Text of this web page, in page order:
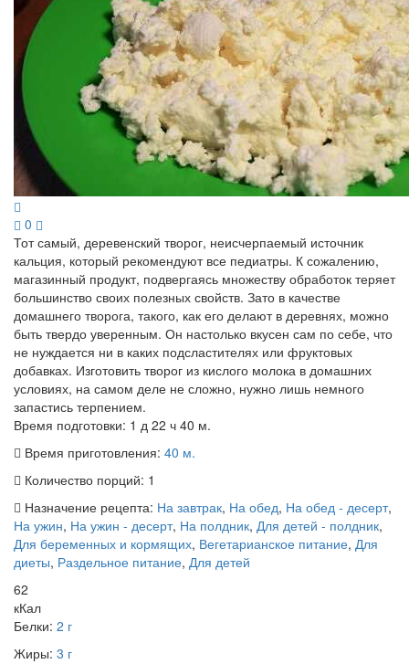
0
Тот самый, деревенский творог, неисчерпаемый источник
кальция, который рекомендуют все педиатры. К сожалению,
магазинный продукт, подвергаясь множеству обработок теряет
большинство своих полезных свойств. Зато в качестве
домашнего творога, такого, как его делают в деревнях, можно
быть твердо уверенным. Он настолько вкусен сам по себе, что
не нуждается ни в каких подсластителях или фруктовых
добавках. Изготовить творог из кислого молока в домашних
условиях, на самом деле не сложно, нужно лишь немного
запастись терпением.
Время подготовки: 1 д 22 ч 40 м.
Время приготовления: 40 м.
Количество порций: 1
Назначение рецепта: На завтрак, На обед, На обед - десерт,
На ужин, На ужин - десерт, На полдник, Для детей - полдник,
Для беременных и кормящих, Вегетарианское питание, Для
диеты, Раздельное питание, Для детей
62
кКал
Белки: 2 г
Жиры: 3 г